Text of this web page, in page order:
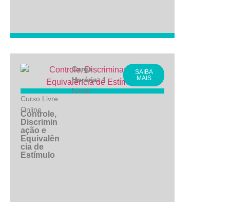
Curso Livre
Online
Controle,
Discrimin
ação e
Equivalên
cia de
Estímulo
Carga
Horária:4
horas
SAIBA
MAIS